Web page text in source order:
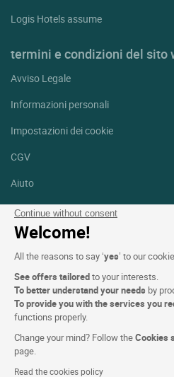
Continue without consent
Welcome!
All the reasons to say ‘yes’ to our
See offers tailoredto your interests.
To better understand your needs by
To provide you with the services you
functions properly.
Change your mind? Follow theCookies
page.
Read the cookies policy
Logis Hotels assume
termini e condizioni del sito
Avviso Legale
Informazioni personali
Impostazioni dei cookie
CGV
Aiuto
Mappa del sito
Crediti fotografici
Facebook
Linkedin